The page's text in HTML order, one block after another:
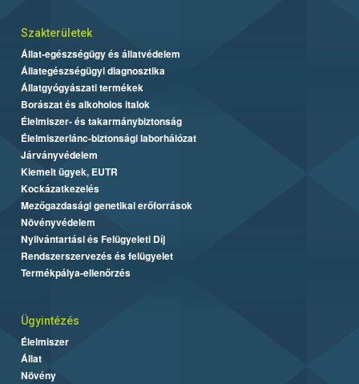
Szakterületek
Állat-egészségügy és állatvédelem
Állategészségügyi diagnosztika
Állatgyógyászati termékek
Borászat és alkoholos italok
Élelmiszer- és takarmánybiztonság
Élelmiszerlánc-biztonsági laborhálózat
Járványvédelem
Kiemelt ügyek, EUTR
Kockázatkezelés
Mezőgazdasági genetikai erőforrások
Növényvédelem
Nyilvántartási és Felügyeleti Díj
Rendszerszervezés és felügyelet
Termékpálya-ellenőrzés
Ügyintézés
Élelmiszer
Állat
Növény